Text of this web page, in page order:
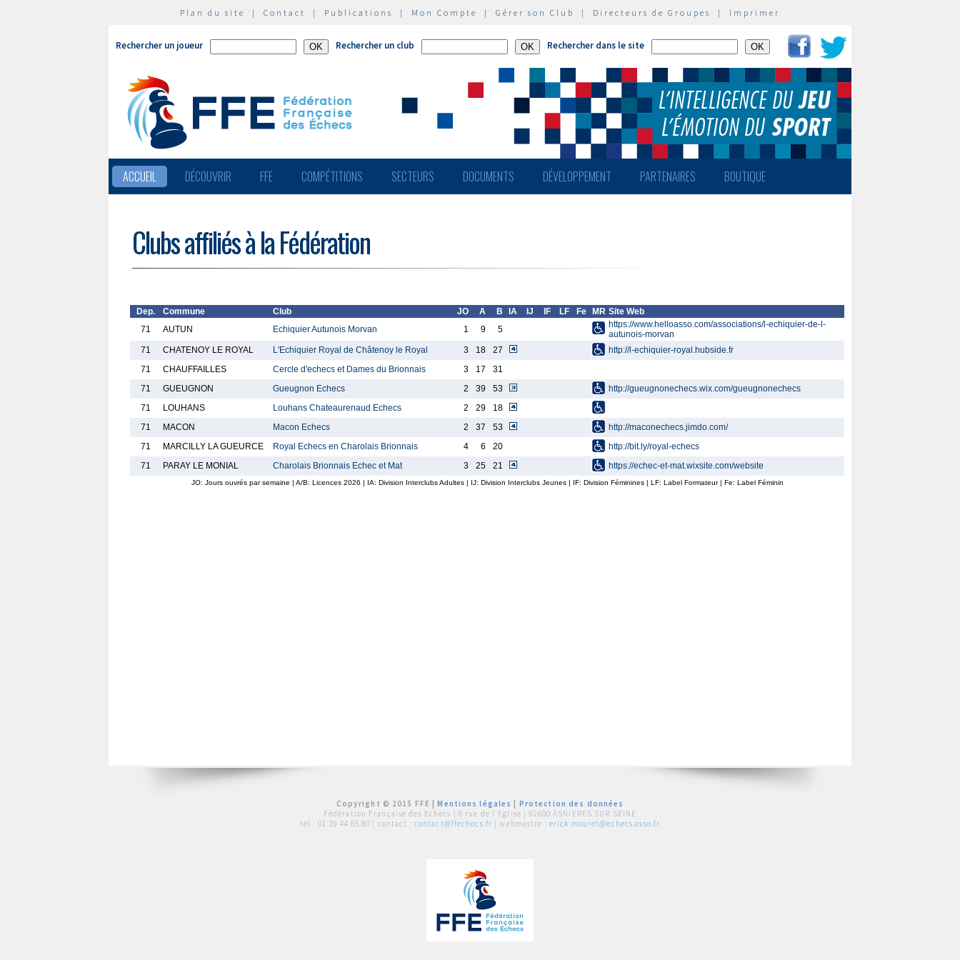
Plan du site | Contact | Publications | Mon Compte | Gérer son Club | Directeurs de Groupes | Imprimer
Rechercher un joueur Rechercher un club Rechercher dans le site
ACCUEIL DÉCOUVRIR FFE COMPÉTITIONS SECTEURS DOCUMENTS DÉVELOPPEMENT PARTENAIRES BOUTIQUE
Clubs affiliés à la Fédération
Dep. Commune Club JO A B IA IJ IF LF Fe MR Site Web
71
AUTUN Echiquier Autunois Morvan 1 9 5
https://www.helloasso.com/associations/l-echiquier-de-l-
autunois-morvan
71
CHATENOY LE ROYAL L'Echiquier Royal de Châtenoy le Royal 3 18 27
http://l-echiquier-royal.hubside.fr
71
CHAUFFAILLES Cercle d'echecs et Dames du Brionnais 3 17
31
71
GUEUGNON Gueugnon Echecs 2 39 53
http://gueugnonechecs.wix.com/gueugnonechecs
71
LOUHANS Louhans Chateaurenaud Echecs 2 29
18
71
MACON Macon Echecs 2 37 53
http://maconechecs.jimdo.com/
71
MARCILLY LA GUEURCE Royal Echecs en Charolais Brionnais 4 6 20
http://bit.ly/royal-echecs
71
PARAY LE MONIAL Charolais Brionnais Echec et Mat 3 25 21 https://echec-et-mat.wixsite.com/website
JO: Jours ouvrés par semaine | A/B: Licences 2026 | IA: Division Interclubs Adultes | IJ: Division Interclubs Jeunes | IF: Division Féminines | LF: Label Formateur | Fe: Label Féminin
Copyright © 2015 FFE |Mentions légales
Protection des données
Fédération Française des Echecs | 6 rue de l'Eglise | 92600 ASNIERES SUR SEINE
tél : 01 39 44 65 80 | contact : contact@ffechecs.fr | webmestre : erick.mouret@echecs.asso.fr